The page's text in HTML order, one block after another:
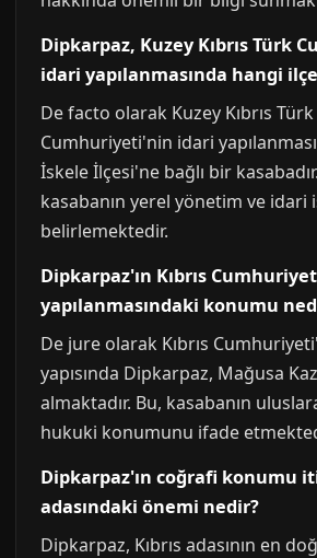
Dipkarpaz, Kuzey Kıbrıs Türk
idari yapılanmasında hangi
De facto olarak Kuzey Kıbrıs Türk
Cumhuriyeti'nin idari
İskele İlçesi'ne bağlı bir
kasabanın yerel yönetim ve idari
belirlemektedir.
Dipkarpaz'ın Kıbrıs
yapılanmasındaki konumu
De jure olarak Kıbrıs
yapısında Dipkarpaz, Mağusa
almaktadır. Bu, kasabanın
hukuki konumunu ifade
Dipkarpaz'ın coğrafi konumu
adasındaki önemi nedir?
Dipkarpaz, Kıbrıs adasının en